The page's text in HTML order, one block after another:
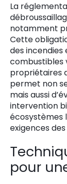
La
notamment
Cette
des incendies
combustibles
propriétaires
permet non
mais aussi
intervention
écosystèmes
exigences
pour